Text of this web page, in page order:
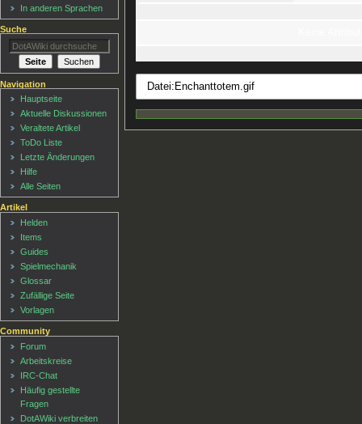
In anderen Sprachen
Suche
Navigation
Hauptseite
Aktuelle Diskussionen
Veraltete Artikel
ToDo Liste
Letzte Änderungen
Hilfe
Alle Seiten
Artikel
Helden
Items
Guides
Spielmechanik
Glossar
Zufällige Seite
Vorlagen
Community
Forum
Arbeitskreise
IRC-Chat
Häufig gestellte
Fragen
DotAWiki verbreiten